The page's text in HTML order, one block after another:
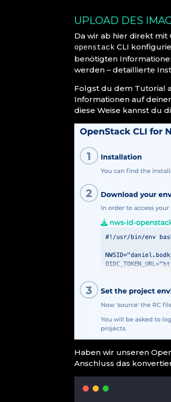
UPLOAD DES
Da wir ab hier direkt
openstack CLI
benötigten
werden – detaillierte
Folgst du dem Tutorial
Informationen auf deiner
diese Weise kannst du
Haben wir unseren
Anschluss das